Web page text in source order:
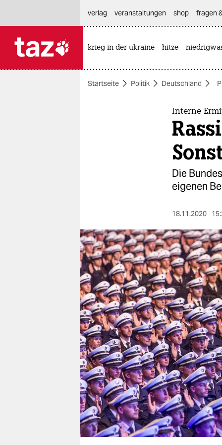
themen
nord
wahrheit
verlag
verlag
veranstaltungen
shop
fragen & hilfe
unterstützen
abo
genossenschaft
verlag
veranstaltungen shop fragen
krieg in der ukraine hitze
Startseite Politik Deutschland
Interne
Die
eigenen
18.11.2020